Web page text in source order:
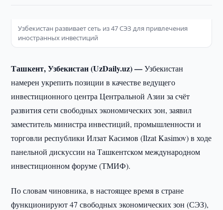
Узбекистан развивает сеть из 47 СЭЗ для привлечения
иностранных инвестиций
Ташкент, Узбекистан (UzDaily.uz) —Узбекистан
намерен укрепить позиции в качестве ведущего
инвестиционного центра Центральной Азии за счёт
развития сети свободных экономических зон, заявил
заместитель министра инвестиций, промышленности и
торговли республики Илзат Касимов (Ilzat Kasimov) в ходе
панельной дискуссии на Ташкентском международном
инвестиционном форуме (ТМИФ).
По словам чиновника, в настоящее время в стране
функционируют 47 свободных экономических зон (СЭЗ),